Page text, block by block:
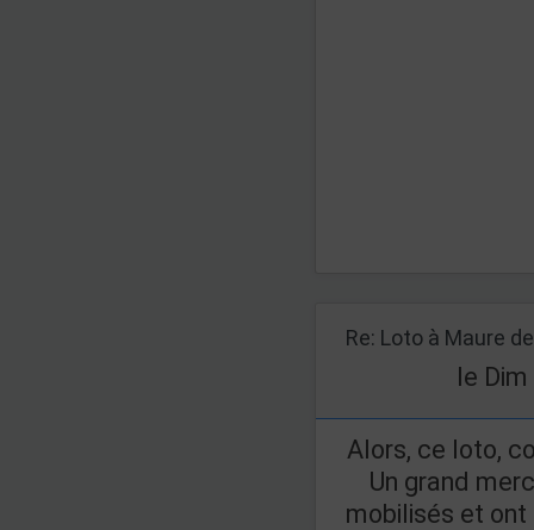
le
Alors, ce loto,
Un grand
mobilisés et